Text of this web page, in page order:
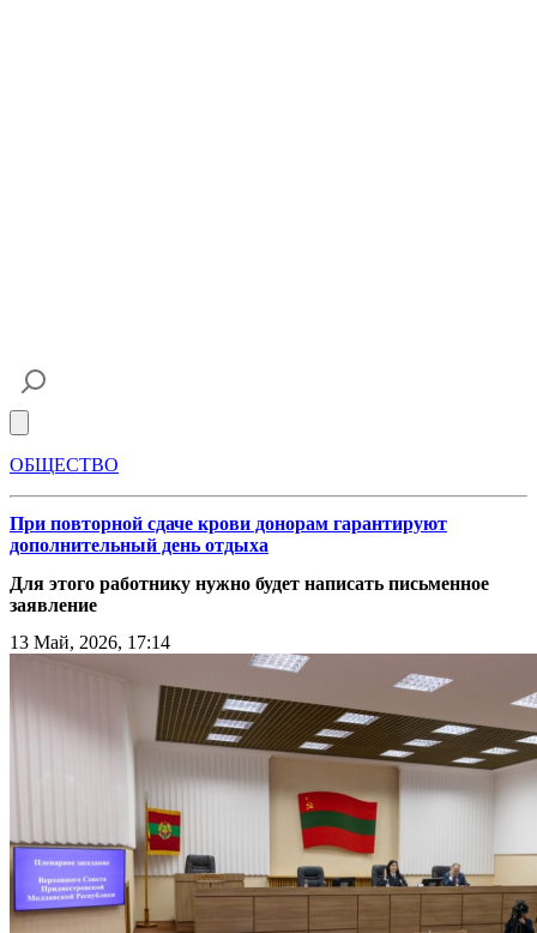
ОБЩЕСТВО
При повторной сдаче крови донорам гарантируют
дополнительный день отдыха
Для этого работнику нужно будет написать письменное
заявление
13 Май, 2026, 17:14